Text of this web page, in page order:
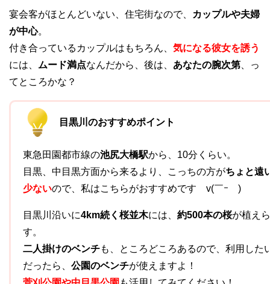
宴会客がほとんどいない、住宅街なので、
カップルや夫婦
が中心。
付き合っているカップルはもちろん、 気になる彼女を誘う
には、 ムード満点なんだから、後は、 あなたの腕次第 、っ
てところかな？
目黒川のおすすめポイント
東急田園都市線の池尻大橋駅から、10分くらい。
目黒、中目黒方面から来るより、こっちの方がちょと遠
少ないので、私はこちらがおすすめです v(￣ｰ￣)
目黒川沿いに4km続く桜並木には、 約500本の桜が植え
す。
二人掛けのベンチも、ところどころあるので、利用した
だったら、 公園のベンチが使えますよ！